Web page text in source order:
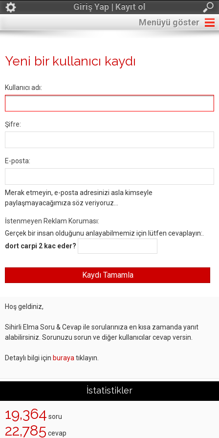
Giriş Yap | Kayıt ol
Menüyü göster
Yeni bir kullanıcı kaydı
Kullanıcı adı:
Şifre:
E-posta:
Merak etmeyin, e-posta adresinizi asla kimseyle
paylaşmayacağımıza söz veriyoruz...
İstenmeyen Reklam Koruması:
Gerçek bir insan olduğunu anlayabilmemiz için lütfen cevaplayın:.
dort carpi 2 kac eder?
Hoş geldiniz,
Sihirli Elma Soru & Cevap ile sorularınıza en kısa zamanda yanıt
alabilirsiniz. Sorunuzu sorun ve diğer kullanıcılar cevap versin.
Detaylı bilgi için buraya tıklayın.
İstatistikler
19,364 soru
22,785 cevap